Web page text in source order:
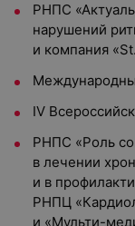
РНПС
нарушений
и компания
IV
РНПС «Роль
в лечении
и в
РНПЦ
и «Мульти-